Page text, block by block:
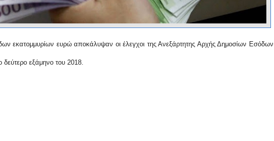
εκατομμυρίων ευρώ αποκάλυψαν οι έλεγχοι της Ανεξάρτητης Αρχής Δημοσίων Εσόδων
εξάμηνο του 2018.